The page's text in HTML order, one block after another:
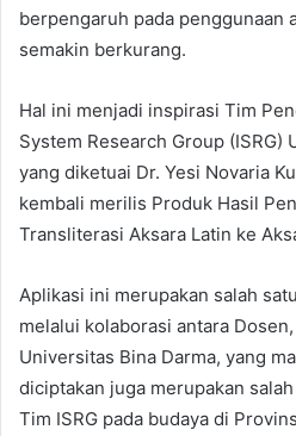
berpengaruh pada penggunaan
semakin berkurang.
Hal ini menjadi inspirasi Tim
System Research Group (ISRG)
yang diketuai Dr. Yesi Novaria
kembali merilis Produk Hasil
Transliterasi Aksara Latin ke
Aplikasi ini merupakan salah
melalui kolaborasi antara
Universitas Bina Darma, yang
diciptakan juga merupakan
Tim ISRG pada budaya di